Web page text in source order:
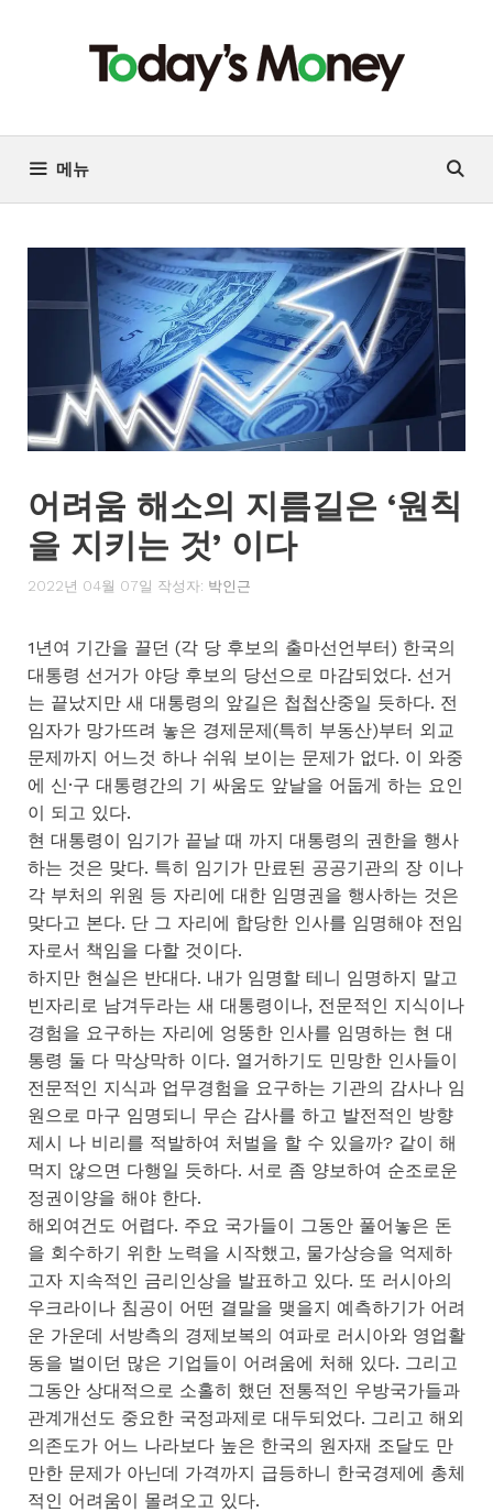
기
메뉴
어려움 해소의 지름길은 ‘원칙
을 지키는 것’ 이다
2022년 04월 07일 작성자: 박인근
1년여 기간을 끌던 (각 당 후보의 출마선언부터) 한국의
대통령 선거가 야당 후보의 당선으로 마감되었다. 선거
는 끝났지만 새 대통령의 앞길은 첩첩산중일 듯하다. 전
임자가 망가뜨려 놓은 경제문제(특히 부동산)부터 외교
문제까지 어느것 하나 쉬워 보이는 문제가 없다. 이 와중
에 신·구 대통령간의 기 싸움도 앞날을 어둡게 하는 요인
이 되고 있다.
현 대통령이 임기가 끝날 때 까지 대통령의 권한을 행사
하는 것은 맞다. 특히 임기가 만료된 공공기관의 장 이나
각 부처의 위원 등 자리에 대한 임명권을 행사하는 것은
맞다고 본다. 단 그 자리에 합당한 인사를 임명해야 전임
자로서 책임을 다할 것이다.
하지만 현실은 반대다. 내가 임명할 테니 임명하지 말고
빈자리로 남겨두라는 새 대통령이나, 전문적인 지식이나
경험을 요구하는 자리에 엉뚱한 인사를 임명하는 현 대
통령 둘 다 막상막하 이다. 열거하기도 민망한 인사들이
전문적인 지식과 업무경험을 요구하는 기관의 감사나 임
원으로 마구 임명되니 무슨 감사를 하고 발전적인 방향
제시 나 비리를 적발하여 처벌을 할 수 있을까? 같이 해
먹지 않으면 다행일 듯하다. 서로 좀 양보하여 순조로운
정권이양을 해야 한다.
해외여건도 어렵다. 주요 국가들이 그동안 풀어놓은 돈
을 회수하기 위한 노력을 시작했고, 물가상승을 억제하
고자 지속적인 금리인상을 발표하고 있다. 또 러시아의
우크라이나 침공이 어떤 결말을 맺을지 예측하기가 어려
운 가운데 서방측의 경제보복의 여파로 러시아와 영업활
동을 벌이던 많은 기업들이 어려움에 처해 있다. 그리고
그동안 상대적으로 소홀히 했던 전통적인 우방국가들과
관계개선도 중요한 국정과제로 대두되었다. 그리고 해외
의존도가 어느 나라보다 높은 한국의 원자재 조달도 만
만한 문제가 아닌데 가격까지 급등하니 한국경제에 총체
적인 어려움이 몰려오고 있다.